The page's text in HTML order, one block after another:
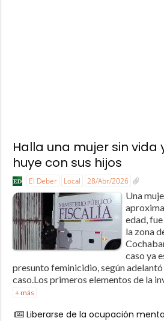
Halla una mujer sin vida
huye con sus hijos
El Deber Local 28/Abr/2026
Una
edad,
la zona
caso ya
presunto feminicidio, según
caso.Los primeros elementos de la
+ más
Liberarse de la ocupación